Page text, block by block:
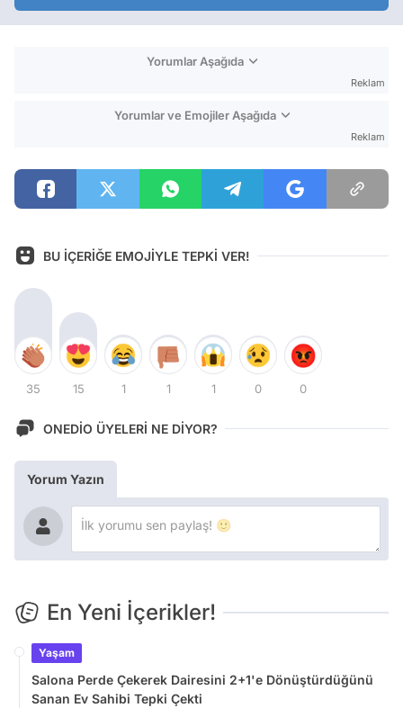
Yorumlar Aşağıda
Reklam
Yorumlar ve Emojiler Aşağıda
Reklam
BU İÇERİĞE EMOJİYLE TEPKİ VER!
35 15 1 1 1 0 0
ONEDİO ÜYELERİ NE DİYOR?
Yorum Yazın
En Yeni İçerikler!
Yaşam
Salona Perde Çekerek Dairesini 2+1'e Dönüştürdüğünü
Sanan Ev Sahibi Tepki Çekti